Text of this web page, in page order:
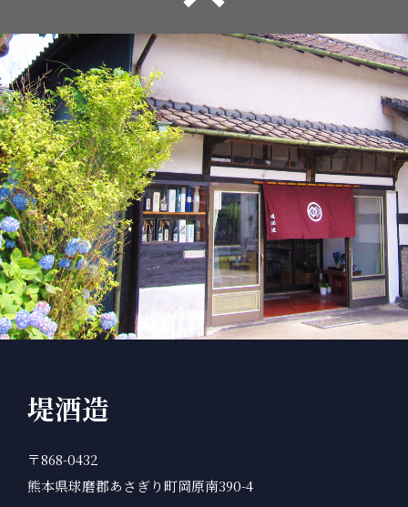
堤酒造
〒868-0432
熊本県球磨郡あさぎり町岡原南390-4